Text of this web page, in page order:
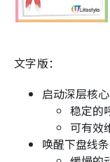
文字版：
启动深层核
稳定的
可有效
唤醒下盘线条